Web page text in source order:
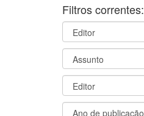
Filtros correntes: